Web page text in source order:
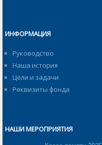
ИНФОРМАЦИЯ
Руководство
Наша история
Цели и задачи
Реквизиты фонда
НАШИ МЕРОПРИЯТИЯ